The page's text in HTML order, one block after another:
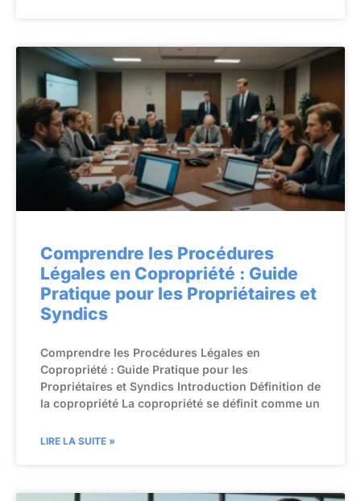
Comprendre les Procédures
Légales en Copropriété : Guide
Pratique pour les Propriétaires et
Syndics
Comprendre les Procédures Légales en
Copropriété : Guide Pratique pour les
Propriétaires et Syndics Introduction Définition de
la copropriété La copropriété se définit comme un
LIRE LA SUITE »